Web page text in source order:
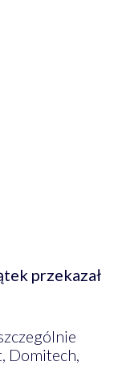
przekazał
Domitech,